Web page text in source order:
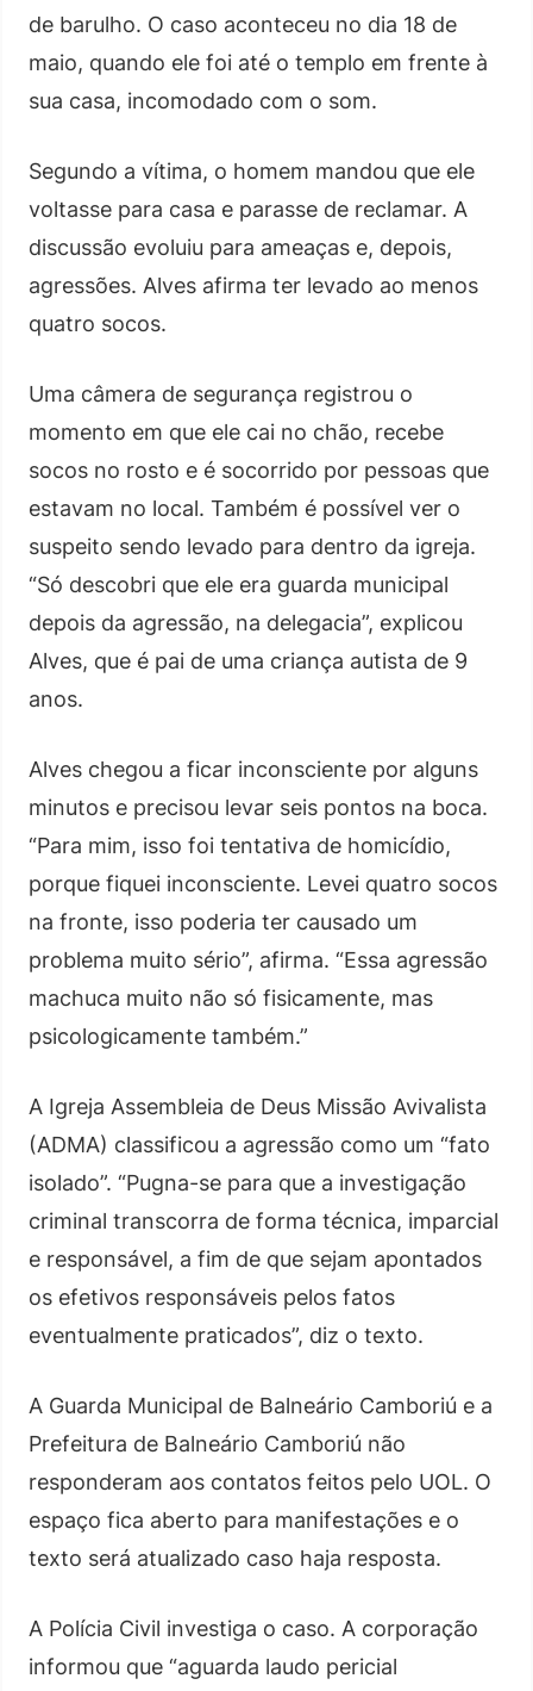
de barulho. O caso aconteceu no dia 18 de
maio, quando ele foi até o templo em frente à
sua casa, incomodado com o som.
Segundo a vítima, o homem mandou que ele
voltasse para casa e parasse de reclamar. A
discussão evoluiu para ameaças e, depois,
agressões. Alves afirma ter levado ao menos
quatro socos.
Uma câmera de segurança registrou o
momento em que ele cai no chão, recebe
socos no rosto e é socorrido por pessoas que
estavam no local. Também é possível ver o
suspeito sendo levado para dentro da igreja.
“Só descobri que ele era guarda municipal
depois da agressão, na delegacia”, explicou
Alves, que é pai de uma criança autista de 9
anos.
Alves chegou a ficar inconsciente por alguns
minutos e precisou levar seis pontos na boca.
“Para mim, isso foi tentativa de homicídio,
porque fiquei inconsciente. Levei quatro socos
na fronte, isso poderia ter causado um
problema muito sério”, afirma. “Essa agressão
machuca muito não só fisicamente, mas
psicologicamente também.”
A Igreja Assembleia de Deus Missão Avivalista
(ADMA) classificou a agressão como um “fato
isolado”. “Pugna-se para que a investigação
criminal transcorra de forma técnica, imparcial
e responsável, a fim de que sejam apontados
os efetivos responsáveis pelos fatos
eventualmente praticados”, diz o texto.
A Guarda Municipal de Balneário Camboriú e a
Prefeitura de Balneário Camboriú não
responderam aos contatos feitos pelo UOL. O
espaço fica aberto para manifestações e o
texto será atualizado caso haja resposta.
A Polícia Civil investiga o caso. A corporação
informou que “aguarda laudo pericial